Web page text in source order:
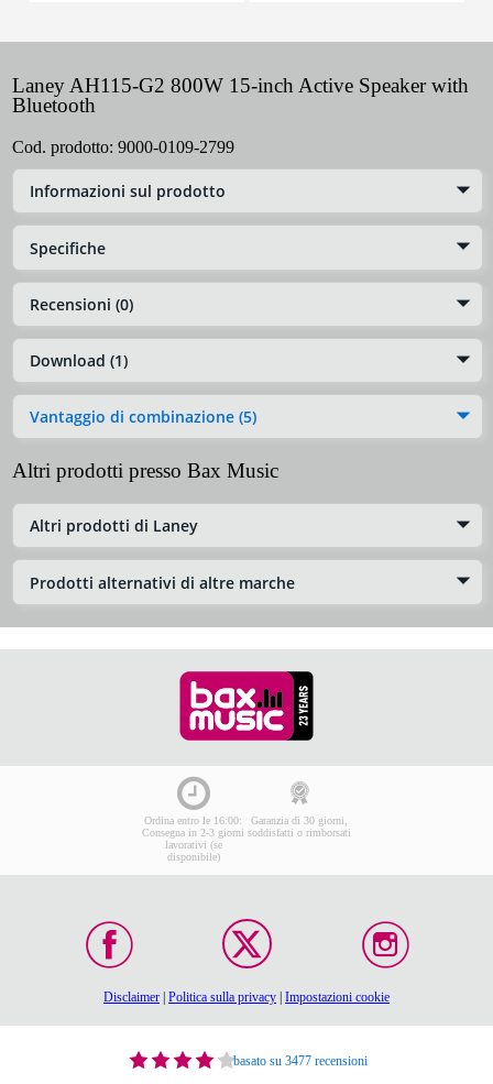
Laney AH115-G2 800W 15-inch Active Speaker with
Bluetooth
Cod. prodotto: 9000-0109-2799
Informazioni sul prodotto
Specifiche
Recensioni (0)
Download (1)
Vantaggio di combinazione (5)
Altri prodotti presso Bax Music
Altri prodotti di Laney
Prodotti alternativi di altre marche
Ordina entro le 16:00:
Consegna in 2-3 giorni
lavorativi (se
disponibile)
Garanzia di 30 giorni,
soddisfatti o rimborsati
Disclaimer | Politica sulla privacy | Impostazioni cookie
basato su 3477 recensioni